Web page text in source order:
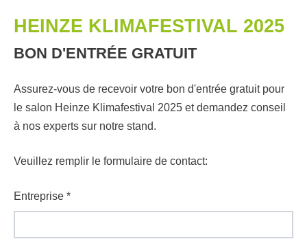
HEINZE KLIMAFESTIVAL 2025
BON D'ENTRÉE GRATUIT
Assurez-vous de recevoir votre bon d'entrée gratuit pour
le salon Heinze Klimafestival 2025 et demandez conseil
à nos experts sur notre stand.
Veuillez remplir le formulaire de contact:
Entreprise *